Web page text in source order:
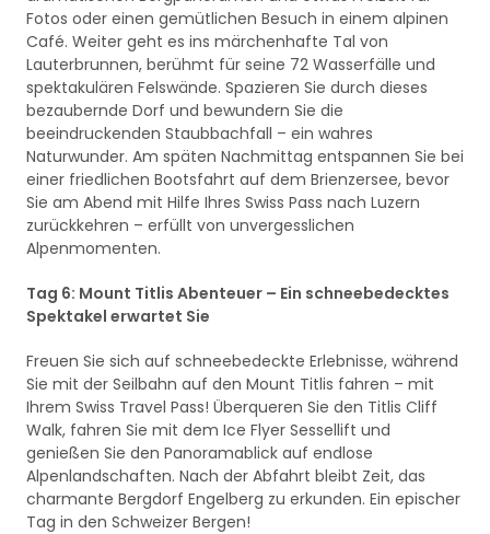
Fotos oder einen gemütlichen Besuch in einem alpinen
Café. Weiter geht es ins märchenhafte Tal von
Lauterbrunnen, berühmt für seine 72 Wasserfälle und
spektakulären Felswände. Spazieren Sie durch dieses
bezaubernde Dorf und bewundern Sie die
beeindruckenden Staubbachfall – ein wahres
Naturwunder. Am späten Nachmittag entspannen Sie bei
einer friedlichen Bootsfahrt auf dem Brienzersee, bevor
Sie am Abend mit Hilfe Ihres Swiss Pass nach Luzern
zurückkehren – erfüllt von unvergesslichen
Alpenmomenten.
Tag 6: Mount Titlis Abenteuer – Ein schneebedecktes
Spektakel erwartet Sie
Freuen Sie sich auf schneebedeckte Erlebnisse, während
Sie mit der Seilbahn auf den Mount Titlis fahren – mit
Ihrem Swiss Travel Pass! Überqueren Sie den Titlis Cliff
Walk, fahren Sie mit dem Ice Flyer Sessellift und
genießen Sie den Panoramablick auf endlose
Alpenlandschaften. Nach der Abfahrt bleibt Zeit, das
charmante Bergdorf Engelberg zu erkunden. Ein epischer
Tag in den Schweizer Bergen!